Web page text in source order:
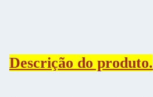
Descrição do produto.